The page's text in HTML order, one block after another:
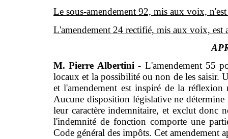
Le sous-amendement 92, mis aux voix, n'est
L'amendement 24 rectifié, mis aux voix, est
M. Pierre Albertini - L'amendement 55
locaux et la possibilité ou non de les saisir.
et l'amendement est inspiré de la réflexion
Aucune disposition législative ne détermine
leur caractère indemnitaire, et exclut donc
l'indemnité de fonction comporte une
Code général des impôts. Cet amendement